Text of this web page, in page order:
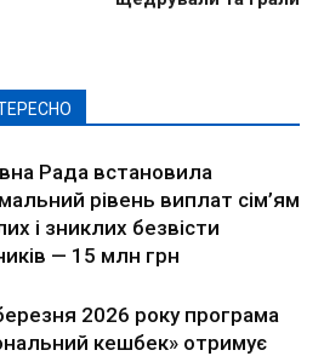
Рада встановила
рівень виплат сім’ям
і зниклих безвісти
— 15 млн грн
2026 року програма
кешбек» отримує